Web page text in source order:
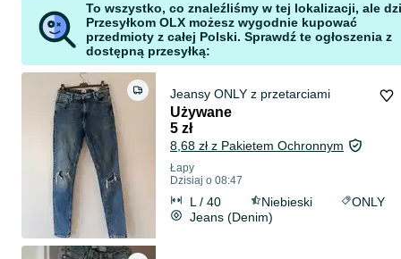
To wszystko, co znaleźliśmy w tej lokalizacji, ale
Przesyłkom OLX możesz wygodnie kupować
przedmioty z całej Polski. Sprawdź te ogłoszenia z
dostępną przesyłką:
Jeansy ONLY z przetarciami
Używane
5 zł
8,68 zł z Pakietem Ochronnym
Łapy
Dzisiaj o 08:47
L / 40 Niebieski
ONLY
Jeans (Denim)